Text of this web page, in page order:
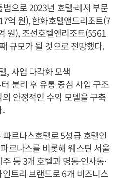
으로 2023년 호텔·레저 부문
억 원), 한화호텔앤드리조트(7
원), 조선호텔앤리조트(5561
규모가 될 것으로 전망했다.
, 사업 다각화 모색
분리 후 유통 중심 사업 구조
안정적인 수익 모델을 구축
.
르나스호텔로 5성급 호텔인
르나스를 비롯해 웨스틴 서울
등 3개 호텔과 명동·인사동·
인트리 브랜드로 6개 비즈니스